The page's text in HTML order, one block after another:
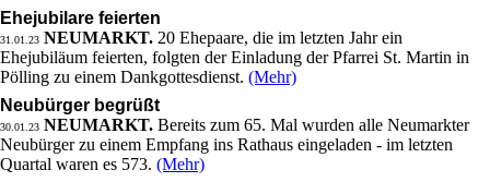
Ehejubilare feierten
31.01.23 NEUMARKT. 20 Ehepaare, die im letzten Jahr ein
Ehejubiläum feierten, folgten der Einladung der Pfarrei St. Martin in
Pölling zu einem Dankgottesdienst. (Mehr)
Neubürger begrüßt
30.01.23 NEUMARKT. Bereits zum 65. Mal wurden alle Neumarkter
Neubürger zu einem Empfang ins Rathaus eingeladen - im letzten
Quartal waren es 573. (Mehr)